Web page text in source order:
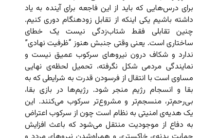
برای درس‌هایی که باید از این فاجعه برای آینده به یاد
داشته باشیم یکی اینکه از تقابل زودهنگام دوری کنیم.
چنین تقابلی فقط شتاب‌زدگی نیست یک خطای
ساختاری است. یعنی وقتی جنبش هنوز “ظرفیت نهادی”
ندارد و شکاف درون نیروهای سرکوب عمیق نیست و
نمایندگی مردمی شکل نگرفته، تحمیل لحظه‌ی نهایی
مساوی است با انتقال از فرسودن قدرت به شرایطی که به
بقا و انسجام رژیم منجر شود. رژیم‌ها در بازی بقا،
بی‌رحم‌تر، منسجم‌تر و مشروع‌تر سرکوب می‌کنند. این
یک هدیه‌ی امنیتی به نظام است چون از سرکوب اعتراض
به دفاع از موجودیت منتقل می‌شود که باعث افزایش